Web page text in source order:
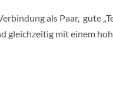
als Paar, gute
mit einem